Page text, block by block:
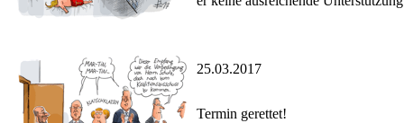
25.03.2017
Termin gerettet!